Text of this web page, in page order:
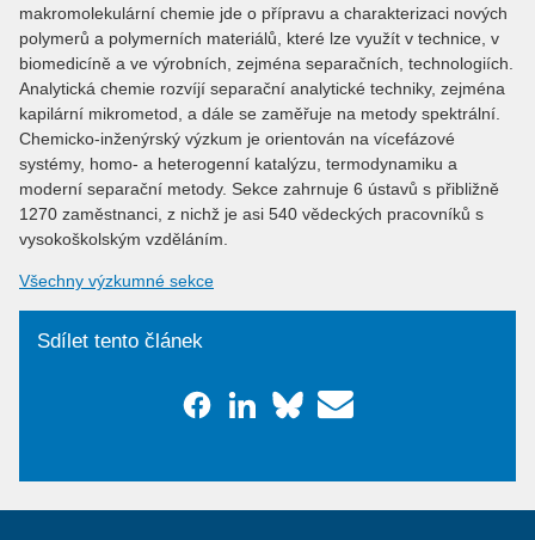
makromolekulární chemie jde o přípravu a charakterizaci nových
polymerů a polymerních materiálů, které lze využít v technice, v
biomedicíně a ve výrobních, zejména separačních, technologiích.
Analytická chemie rozvíjí separační analytické techniky, zejména
kapilární mikrometod, a dále se zaměřuje na metody spektrální.
Chemicko-inženýrský výzkum je orientován na vícefázové
systémy, homo- a heterogenní katalýzu, termodynamiku a
moderní separační metody. Sekce zahrnuje 6 ústavů s přibližně
1270 zaměstnanci, z nichž je asi 540 vědeckých pracovníků s
vysokoškolským vzděláním.
Všechny výzkumné sekce
Sdílet tento článek